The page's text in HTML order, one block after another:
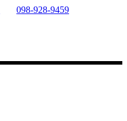
098-928-9459